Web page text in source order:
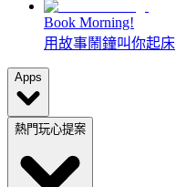
Book Morning!
用故事鬧鐘叫你起床
Apps
熱門玩心提案